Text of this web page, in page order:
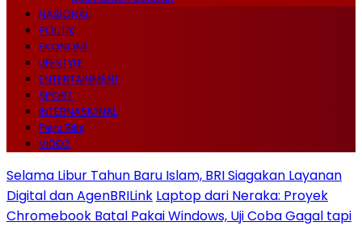
NASIONAL
POLITIK
EKONOMI
LIFESTYLE
ENTERTAINMENT
SPORT
INTERNASIONAL
Pers Rilis
VIDEO
Selama Libur Tahun Baru Islam, BRI Siagakan Layanan
Digital dan AgenBRILink Laptop dari Neraka: Proyek
Chromebook Batal Pakai Windows, Uji Coba Gagal tapi